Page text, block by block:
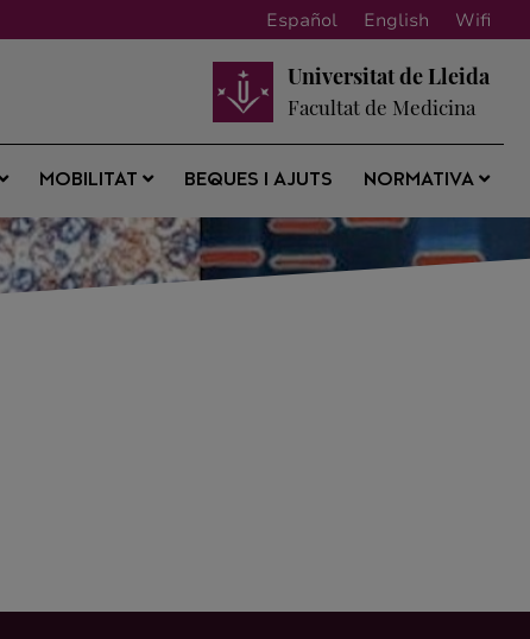
Español English Wifi
Universitat de Lleida
Facultat de Medicina
MOBILITAT BEQUES I AJUTS NORMATIVA